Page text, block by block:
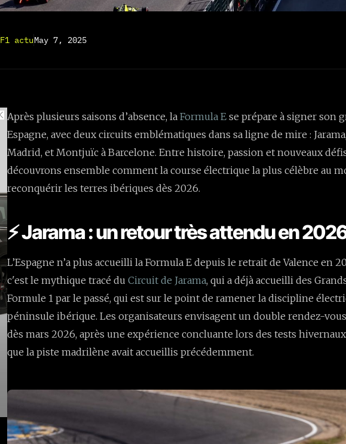
F1 actuMay 7, 2025
Après plusieurs saisons d’absence, laFormula E se prépare à signer son
Espagne, avec deux circuits emblématiques dans sa ligne de mire :
Madrid, et Montjuïc à Barcelone. Entre histoire, passion et nouveaux
découvrons ensemble comment la course électrique la plus célèbre au
reconquérir les terres ibériques dès 2026.
⚡ Jarama : un retour très attendu en
L’Espagne n’a plus accueilli la Formula E depuis le retrait de Valence en
c'est le mythique tracé duCircuit de Jarama, qui a déjà accueilli des
Formule 1 par le passé, qui est sur le point de ramener la discipline
péninsule ibérique. Les organisateurs envisagent un double rendez-
dès mars 2026, après une expérience concluante lors des tests
que la piste madrilène avait accueillis précédemment.